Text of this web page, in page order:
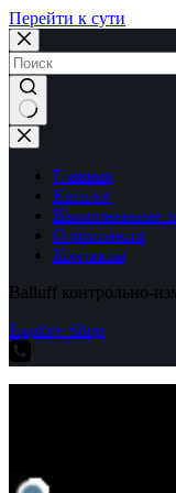
Перейти к сути
Ничего
не
найденоГлавная
Каталог
Выполненные
О компании
Контакты
Balluff контрольно-
Explore Shop